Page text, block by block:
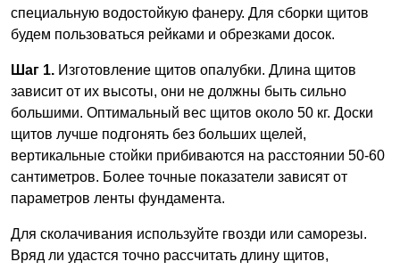
специальную водостойкую фанеру. Для сборки щитов
будем пользоваться рейками и обрезками досок.
Шаг 1. Изготовление щитов опалубки. Длина щитов
зависит от их высоты, они не должны быть сильно
большими. Оптимальный вес щитов около 50 кг. Доски
щитов лучше подгонять без больших щелей,
вертикальные стойки прибиваются на расстоянии 50-60
сантиметров. Более точные показатели зависят от
параметров ленты фундамента.
Для сколачивания используйте гвозди или саморезы.
Вряд ли удастся точно рассчитать длину щитов,